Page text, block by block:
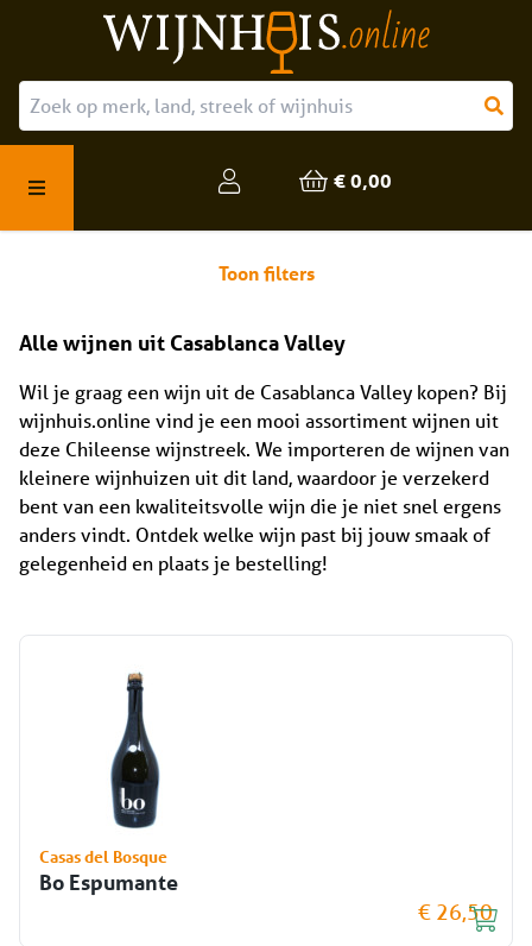
€ 0,00
Onze producten
Veelgestelde vragen
Toon filters
Alle wijnen uit Casablanca Valley
Wil je graag een wijn uit de Casablanca Valley kopen? Bij
wijnhuis.online vind je een mooi assortiment wijnen uit
deze Chileense wijnstreek. We importeren de wijnen van
kleinere wijnhuizen uit dit land, waardoor je verzekerd
bent van een kwaliteitsvolle wijn die je niet snel ergens
anders vindt. Ontdek welke wijn past bij jouw smaak of
gelegenheid en plaats je bestelling!
Casas del Bosque
Bo Espumante
€ 26,50